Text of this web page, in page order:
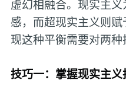
虚幻相融合。现实主
感，而超现实主义则
现这种平衡需要对两种
技巧一：掌握现实主义